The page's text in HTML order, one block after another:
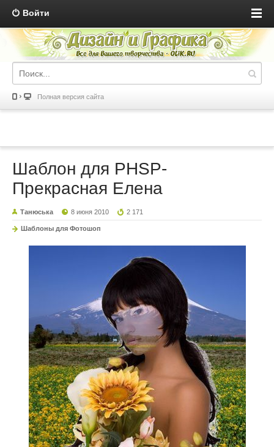
Войти
Полная версия сайта
Шаблон для PHSP-
Прекрасная Елена
Танюська 8 июня 2010 2 171
Шаблоны для Фотошоп